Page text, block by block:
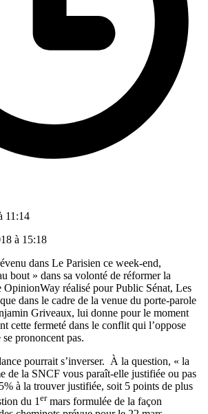
11:14
à 15:18
dans Le Parisien ce week-end,
bout » dans sa volonté de réformer la
OpinionWay réalisé pour Public Sénat, Les
dans le cadre de la venue du porte-parole
Griveaux, lui donne pour le moment
cette fermeté dans le conflit qui l’oppose
prononcent pas.
pourrait s’inverser. À la question, « la
de la SNCF vous paraît-elle justifiée ou pas
à la trouver justifiée, soit 5 points de plus
du 1 ermars formulée de la façon